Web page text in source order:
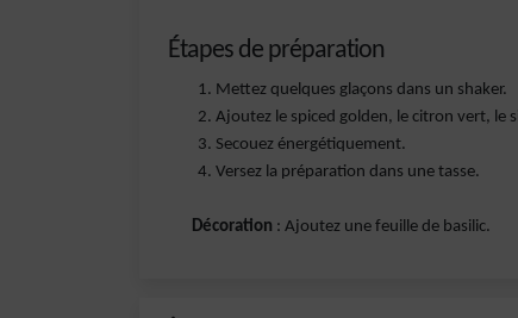
Étapes de préparation
Mettez quelques glaçons dans un shaker.
Ajoutez le spiced golden, le citron vert, le
Secouez énergétiquement.
Versez la préparation dans une tasse.
Décoration : Ajoutez une feuille de basilic.